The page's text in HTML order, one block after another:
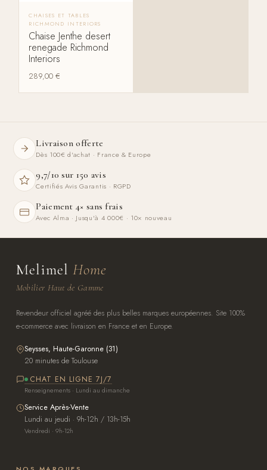
CHAISES ET TABLES
RICHMOND INTERIORS
Chaise Jenthe desert
renegade Richmond
Interiors
289,00€
Livraison offerte
Dès 100€ d'achat · France & Europe
9,7/10 sur 150 avis
Certifiés Avis Garantis · RGPD
Paiement 4× sans frais
Avec Alma · Jusqu'à 4 000€ · 10× nouveau
Melimel Home
Mobilier Haut de Gamme
Revendeur officiel agréé des plus belles marques européennes. Site 100%
e-commerce avec livraison en France et en Europe.
Seysses, Haute-Garonne (31)
20 minutes de Toulouse
CHAT EN LIGNE 7J/7
Renseignements · Lundi au dimanche
Service Après-Vente
Lundi au jeudi · 9h-12h / 13h-15h
Vendredi · 9h-12h